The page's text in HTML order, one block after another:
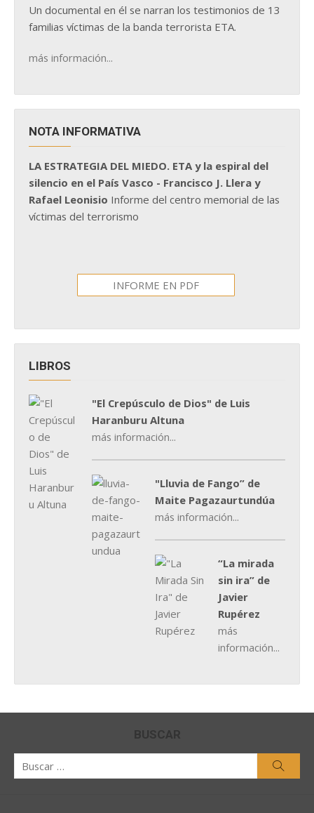
Un documental en él se narran los testimonios de 13
familias víctimas de la banda terrorista ETA.
más información...
NOTA INFORMATIVA
LA ESTRATEGIA DEL MIEDO. ETA y la espiral del
silencio en el País Vasco - Francisco J. Llera y
Rafael Leonisio Informe del centro memorial de las
víctimas del terrorismo
INFORME EN PDF
LIBROS
"El Crepúsculo de Dios" de Luis
Haranburu Altuna
más información...
"Lluvia de Fango” de
Maite Pagazaurtundúa
más información...
“La mirada
sin ira” de
Javier
Rupérez
más
información...
BUSCAR